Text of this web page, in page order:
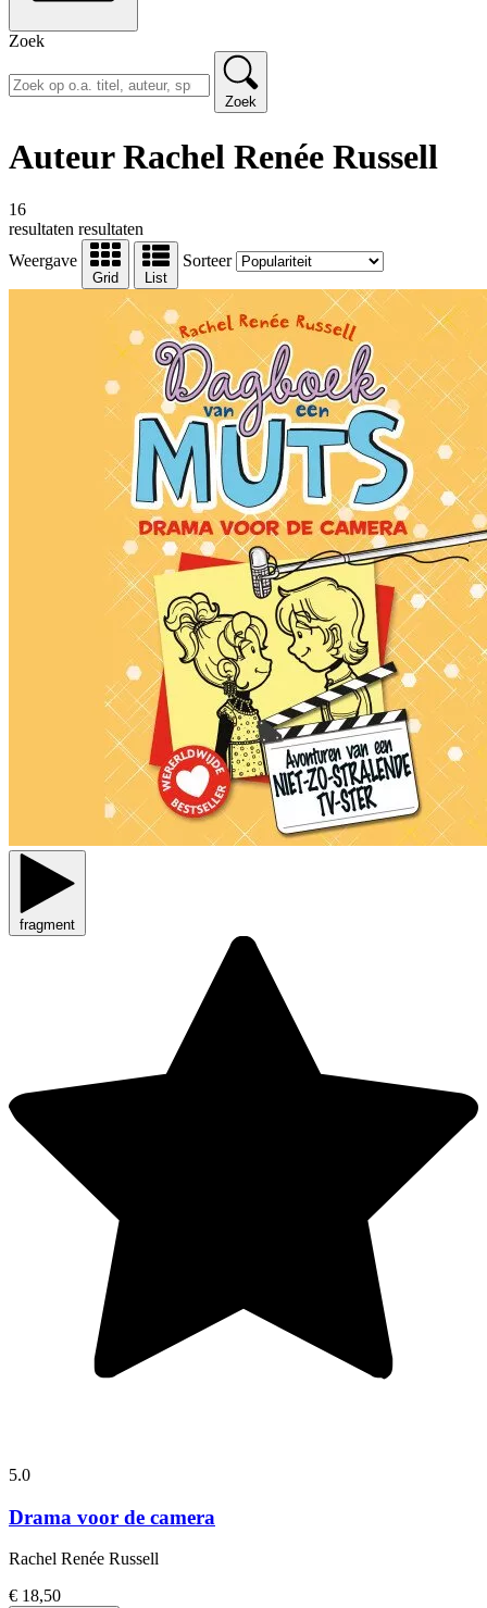
Zoek
Zoek
Auteur Rachel Renée Russell
16
resultaten resultaten
Weergave
Grid List
Sorteer
fragment
5.0
Drama voor de camera
Rachel Renée Russell
€ 18,50